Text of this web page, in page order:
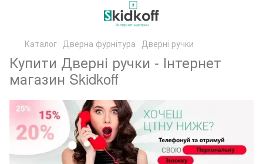
Каталог Дверна фурнітура Дверні ручки
Купити Дверні ручки - Інтернет
магазин Skidkoff